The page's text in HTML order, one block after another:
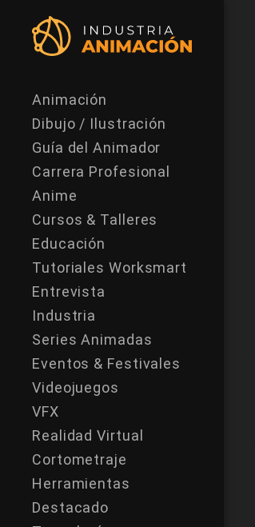
Animación
Dibujo / Ilustración
Guía del Animador
Carrera Profesional
Anime
Cursos & Talleres
Educación
Tutoriales Worksmart
Entrevista
Industria
Series Animadas
Eventos & Festivales
Videojuegos
VFX
Realidad Virtual
Cortometraje
Herramientas
Destacado